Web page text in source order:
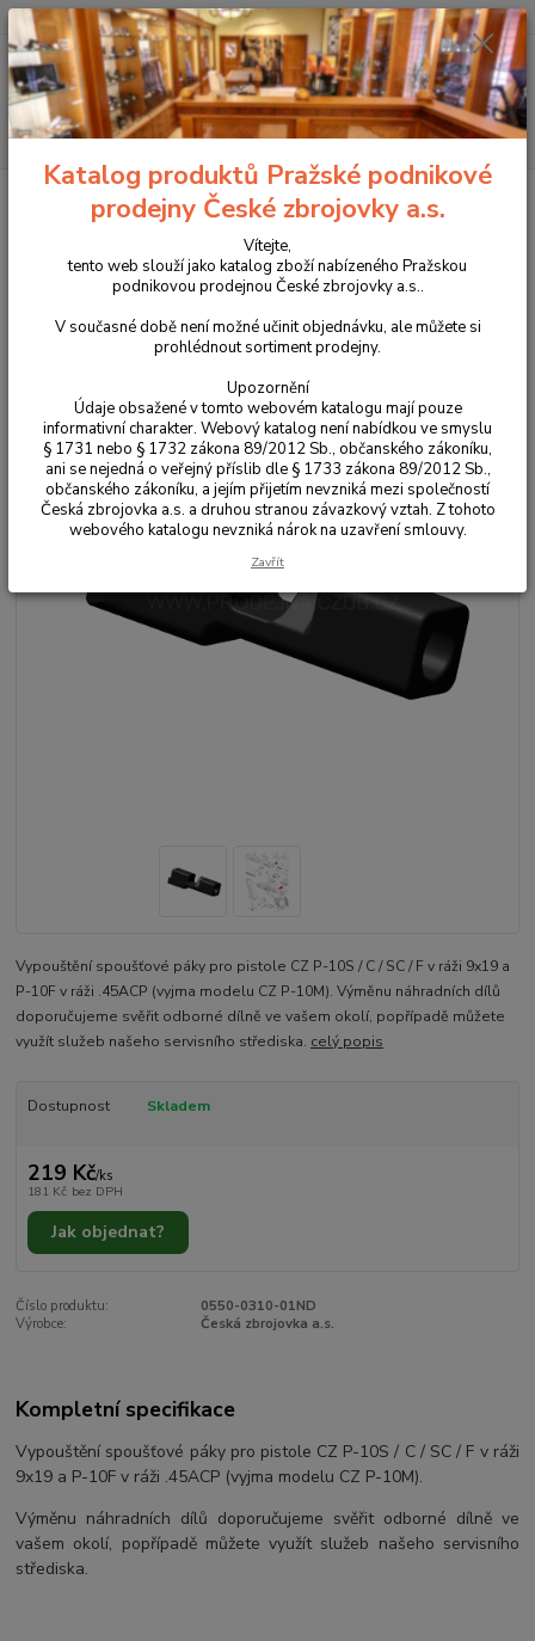
Menu
Hledat
+420 225 375 800
Příslušenství, doplňky a náhradní díly Pro pistole
CZ P-10
Vypouštění spoušťové páky pro CZ P-10S / C / SC / F díl č.10
Vypouštění spoušťové páky pro
CZ P-10S / C / SC / F díl č.10
Vypouštění spoušťové páky pro pistole CZ P-10S / C / SC / F v ráži 9x19 a
P-10F v ráži .45ACP (vyjma modelu CZ P-10M). Výměnu náhradních dílů
doporučujeme svěřit odborné dílně ve vašem okolí, popřípadě můžete
využít služeb našeho servisního střediska. celý popis
Dostupnost Skladem
219 Kč/ks
181 Kč bez DPH
Jak objednat?
Číslo produktu:
0550-0310-01ND
Výrobce:
Česká zbrojovka a.s.
Kompletní specifikace
Vypouštění spoušťové páky pro pistole CZ P-10S / C / SC / F v ráži
9x19 a P-10F v ráži .45ACP (vyjma modelu CZ P-10M).
Výměnu náhradních dílů doporučujeme svěřit odborné dílně ve
vašem okolí, popřípadě můžete využít služeb našeho servisního
střediska.
Katalog produktů Pražské podnikové
prodejny České zbrojovky a.s.
Vítejte,
tento web slouží jako katalog zboží nabízeného Pražskou
podnikovou prodejnou České zbrojovky a.s..
V současné době není možné učinit objednávku, ale můžete si
prohlédnout sortiment prodejny.
Upozornění
Údaje obsažené v tomto webovém katalogu mají pouze
informativní charakter. Webový katalog není nabídkou ve smyslu
§ 1731 nebo § 1732 zákona 89/2012 Sb., občanského zákoníku,
ani se nejedná o veřejný příslib dle § 1733 zákona 89/2012 Sb.,
občanského zákoníku, a jejím přijetím nevzniká mezi společností
Česká zbrojovka a.s. a druhou stranou závazkový vztah. Z tohoto
webového katalogu nevzniká nárok na uzavření smlouvy.
Zavřít